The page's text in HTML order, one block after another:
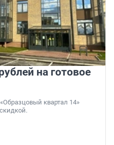
на готовое
квартал 14»